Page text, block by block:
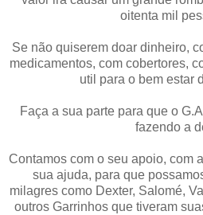
oitenta mil
Se não quiserem doar dinheiro,
medicamentos, com cobertores,
util para o bem estar
Faça a sua parte para que o
fazendo a
Contamos com o seu apoio, com
sua ajuda, para que
milagres como Dexter, Salomé,
outros Garrinhos que tiveram